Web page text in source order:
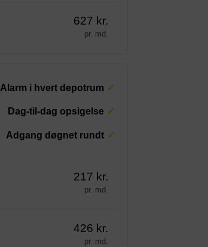
627 kr.
pr. md.
Alarm i hvert depotrum
Dag-til-dag opsigelse
Adgang døgnet rundt
217 kr.
pr. md.
426 kr.
pr. md.